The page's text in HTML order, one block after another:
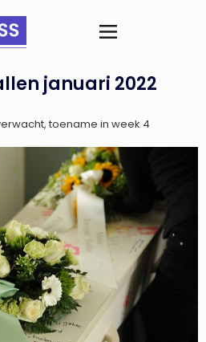
januari 2022
toename in week 4